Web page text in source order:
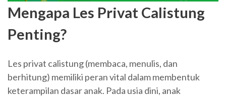
Mengapa Les Privat Calistung
Penting?
Les privat calistung (membaca, menulis, dan
berhitung) memiliki peran vital dalam membentuk
keterampilan dasar anak. Pada usia dini, anak